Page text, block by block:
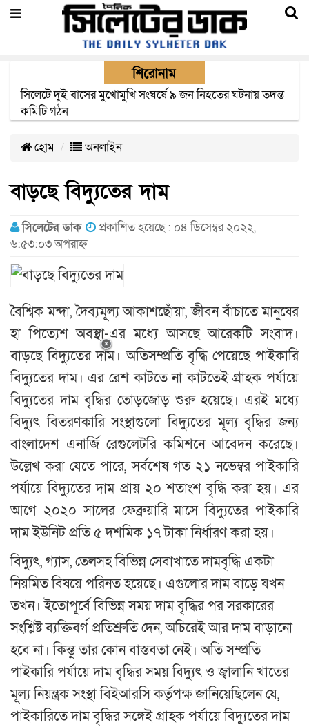
শিরোনাম
সিলেটে সড়ক দুর্ঘটনায় নিহতদের পরিবার পাচ্ছে ৫ লাখ টাকা করে
সরকারি অনুদান
হোম অনলাইন
বাড়ছে বিদ্যুতের দাম
সিলেটের ডাক
প্রকাশিত হয়েছে : ০৪ ডিসেম্বর ২০২২,
৬:৫৩:০৩ অপরাহ্ন
বৈশ্বিক মন্দা, দৈব্যমূল্য আকাশছোঁয়া, জীবন বাঁচাতে মানুষের
হা পিত্যেশ অবস্থা-এর মধ্যে আসছে আরেকটি সংবাদ।
বাড়ছে বিদ্যুতের দাম। অতিসম্প্রতি বৃদ্ধি পেয়েছে পাইকারি
বিদ্যুতের দাম। এর রেশ কাটতে না কাটতেই গ্রাহক পর্যায়ে
বিদ্যুতের দাম বৃদ্ধির তোড়জোড় শুরু হয়েছে। এরই মধ্যে
বিদ্যুৎ বিতরণকারি সংস্থাগুলো বিদ্যুতের মূল্য বৃদ্ধির জন্য
বাংলাদেশ এনার্জি রেগুলেটরি কমিশনে আবেদন করেছে।
উল্লেখ করা যেতে পারে, সর্বশেষ গত ২১ নভেম্বর পাইকারি
পর্যায়ে বিদ্যুতের দাম প্রায় ২০ শতাংশ বৃদ্ধি করা হয়। এর
আগে ২০২০ সালের ফেব্রুয়ারি মাসে বিদ্যুতের পাইকারি
দাম ইউনিট প্রতি ৫ দশমিক ১৭ টাকা নির্ধারণ করা হয়।
বিদ্যুৎ, গ্যাস, তেলসহ বিভিন্ন সেবাখাতে দামবৃদ্ধি একটা
নিয়মিত বিষয়ে পরিনত হয়েছে। এগুলোর দাম বাড়ে যখন
তখন। ইতোপূর্বে বিভিন্ন সময় দাম বৃদ্ধির পর সরকারের
সংশ্লিষ্ট ব্যক্তিবর্গ প্রতিশ্রুতি দেন, অচিরেই আর দাম বাড়ানো
হবে না। কিন্তু তার কোন বাস্তবতা নেই। অতি সম্প্রতি
পাইকারি পর্যায়ে দাম বৃদ্ধির সময় বিদ্যুৎ ও জ্বালানি খাতের
মূল্য নিয়ন্ত্রক সংস্থা বিইআরসি কর্তৃপক্ষ জানিয়েছিলেন যে,
পাইকারিতে দাম বৃদ্ধির সঙ্গেই গ্রাহক পর্যায়ে বিদ্যুতের দাম